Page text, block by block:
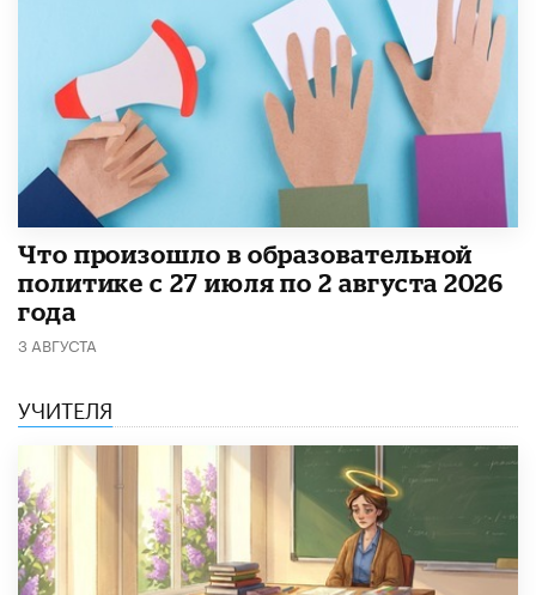
​Что произошло в образовательной
политике с 27 июля по 2 августа 2026
года
3 АВГУСТА
УЧИТЕЛЯ